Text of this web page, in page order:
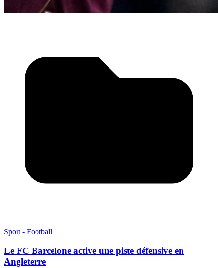
Sport - Football
Le FC Barcelone active une piste défensive en
Angleterre